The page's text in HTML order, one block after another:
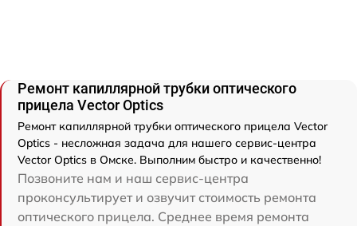
Ремонт капиллярной трубки оптического
прицела Vector Optics
Ремонт капиллярной трубки оптического прицела Vector
Optics - несложная задача для нашего сервис-центра
Vector Optics в Омске. Выполним быстро и качественно!
Позвоните нам и наш сервис-центра
проконсультирует и озвучит стоимость ремонта
оптического прицела. Среднее время ремонта